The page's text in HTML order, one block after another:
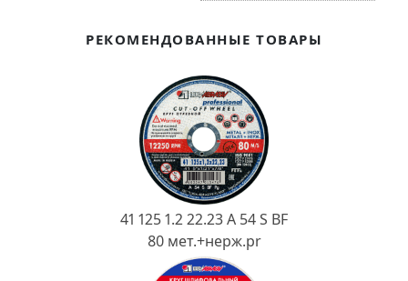
Контакт
Ковш разливочный
Огнеупорная SiC смесь
РЕКОМЕНДОВАННЫЕ ТОВАРЫ
41 125 1.2 22.23 A 54 S BF
80 мет.+нерж.pr